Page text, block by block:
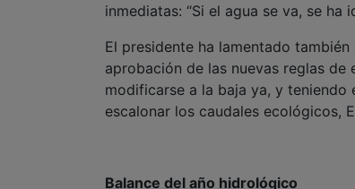
inmediatas: “Si el agua se va, se ha
El presidente ha lamentado
aprobación de las nuevas reglas
modificarse a la baja ya, y teniendo
escalonar los caudales ecológicos,
Balance del año hidrológico